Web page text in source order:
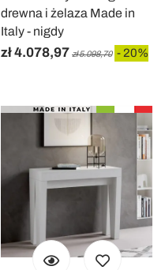
drewna i żelaza Made in
Italy - nigdy
zł 4.078,97 zł 5.098,70 - 20%